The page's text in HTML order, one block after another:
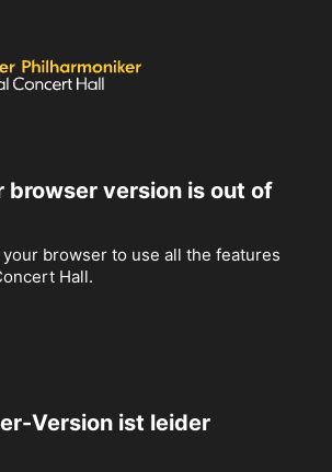
browser version is out of
your browser to use all the features
Hall.
Version ist leider